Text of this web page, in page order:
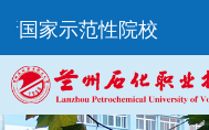
国家示范性院校